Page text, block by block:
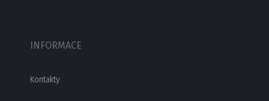
INFORMACE
Kontakty